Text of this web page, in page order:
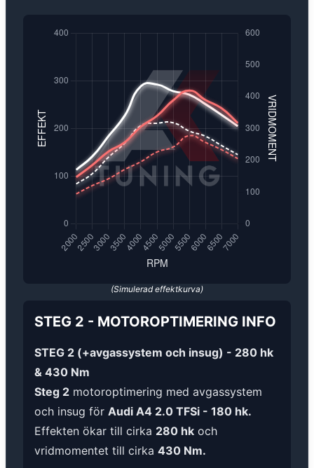
(Simulerad effektkurva)
STEG 2 - MOTOROPTIMERING INFO
STEG 2 (+avgassystem och insug) - 280 hk
& 430 Nm
Steg 2 motoroptimering med avgassystem
och insug för Audi A4 2.0 TFSi - 180 hk.
Effekten ökar till cirka 280 hk och
vridmomentet till cirka 430 Nm.